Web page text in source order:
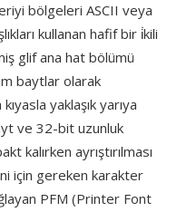
bölgeleri ASCII veya
kullanan hafif bir i̇kili
glif ana hat bölümü
baytlar olarak
yaklaşık yarıya
ve 32-bit uzunluk
kalırken ayrıştırılması
için gereken karakter
PFM (Printer Font